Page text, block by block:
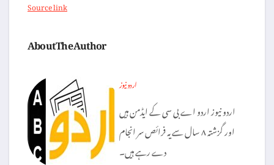
Source link
About The Author
اردو نیوز
اردو نیوز اردو اے بی سی کے ایڈمن ہیں
اور گزشتہ ۸ سال سے یہ فرائص سر انجام
دے رہے ہیں۔